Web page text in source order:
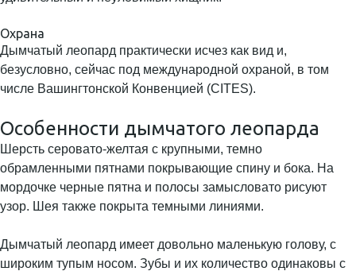
Охрана
Дымчатый леопард практически исчез как вид и,
безусловно, сейчас под международной охраной, в том
числе Вашингтонской Конвенцией (CITES).
Особенности дымчатого леопарда
Шерсть серовато-желтая с крупными, темно
обрамленными пятнами покрывающие спину и бока. На
мордочке черные пятна и полосы замысловато рисуют
узор. Шея также покрыта темными линиями.
Дымчатый леопард имеет довольно маленькую голову, с
широким тупым носом. Зубы и их количество одинаковы с